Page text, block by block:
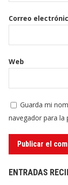
Correo
Web
Guarda mi
navegador para la
ENTRADAS